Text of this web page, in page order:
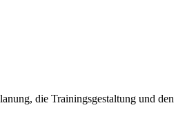
die Trainingsgestaltung und den